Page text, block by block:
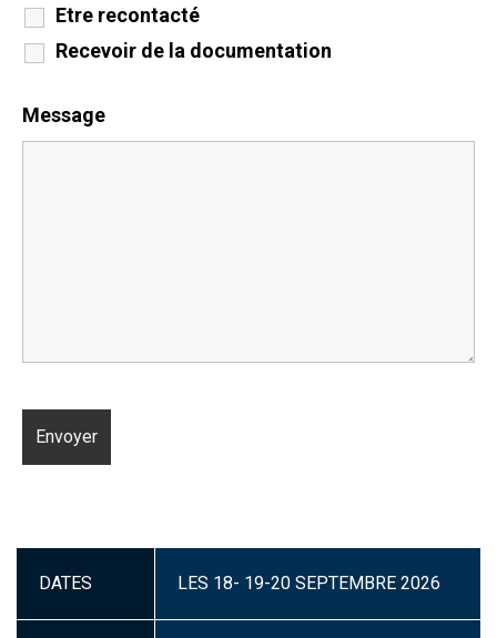
Etre recontacté
Recevoir de la documentation
Message
DATES LES 18- 19-20 SEPTEMBRE 2026